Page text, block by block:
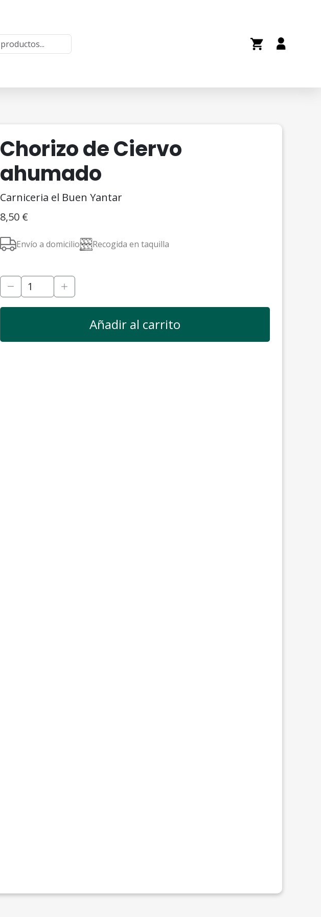
Chorizo de Ciervo
ahumado
Carniceria el Buen Yantar
8,50 €
Envío a domicilio Recogida en taquilla
Añadir al carrito